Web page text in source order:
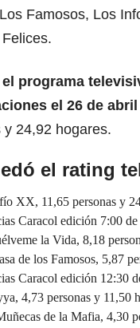
Famosos, Los
el programa
el 26 de abril
y 24,92 hogares.
el rating
XX, 11,65 personas y
Caracol edición 7:00
la Vida, 8,18
de los Famosos, 5,87
Caracol edición 12:30
4,73 personas y 11,50
de la Mafia, 4,30